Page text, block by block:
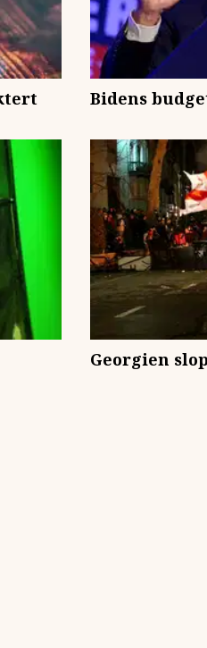
Bidens
Georgien